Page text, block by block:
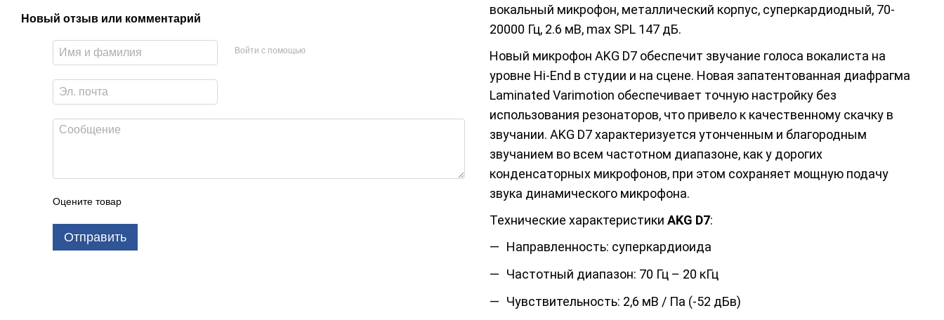
Новый отзыв или комментарий
Войти с помощью
Оцените товар
Отправить
вокальный микрофон, металлический корпус, суперкардиодный, 70-
20000 Гц, 2.6 мВ, max SPL 147 дБ.
Новый микрофон AKG D7 обеспечит звучание голоса вокалиста на
уровне Hi-End в студии и на сцене. Новая запатентованная диафрагма
Laminated Varimotion обеспечивает точную настройку без
использования резонаторов, что привело к качественному скачку в
звучании. AKG D7 характеризуется утонченным и благородным
звучанием во всем частотном диапазоне, как у дорогих
конденсаторных микрофонов, при этом сохраняет мощную подачу
звука динамического микрофона.
Технические характеристики AKG D7:
Направленность: суперкардиоида
Частотный диапазон: 70 Гц – 20 кГц
Чувствительность: 2,6 мВ / Па (-52 дБв)